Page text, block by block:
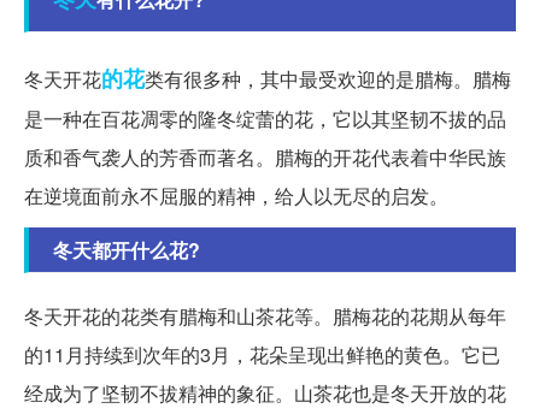
冬天开花的花类有很多种，其中最受欢迎的是腊梅。腊梅
是一种在百花凋零的隆冬绽蕾的花，它以其坚韧不拔的品
质和香气袭人的芳香而著名。腊梅的开花代表着中华民族
在逆境面前永不屈服的精神，给人以无尽的启发。
冬天都开什么花?
冬天开花的花类有腊梅和山茶花等。腊梅花的花期从每年
的11月持续到次年的3月，花朵呈现出鲜艳的黄色。它已
经成为了坚韧不拔精神的象征。山茶花也是冬天开放的花